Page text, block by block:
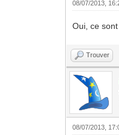
08/07/2013,
Oui, ce
Trouver
08/07/2013,